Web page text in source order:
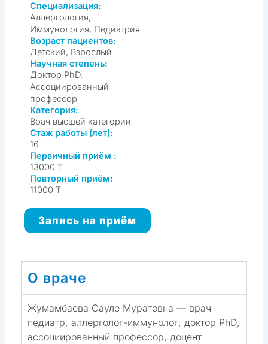
Специализация:
Аллергология,
Иммунология, Педиатрия
Возраст пациентов:
Детский, Взрослый
Научная степень:
Доктор PhD,
Ассоциированный
профессор
Категория:
Врач высшей категории
Стаж работы (лет):
16
Первичный приём :
13000 ₸
Повторный приём:
11000 ₸
Запись на приём
О враче
Жумамбаева Сауле Муратовна — врач
педиатр, аллерголог-иммунолог, доктор PhD,
ассоциированный профессор, доцент